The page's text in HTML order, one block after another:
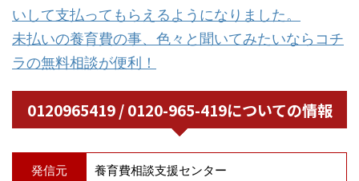
いして支払ってもらえるようになりました。
未払いの養育費の事、色々と聞いてみたいならコチ
ラの無料相談が便利！
0120965419 / 0120-965-419についての情報
発信元 養育費相談支援センター